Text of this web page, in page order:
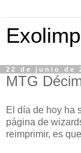
22 de junio de
MTG
El día de hoy ha
página de
reimprimir, es